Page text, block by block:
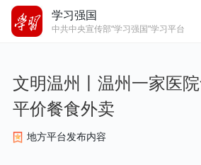
学习强国
中共中央宣传部“学习强国”学习平台
文明温州丨温州一家医
平价餐食外卖
地方平台发布内容